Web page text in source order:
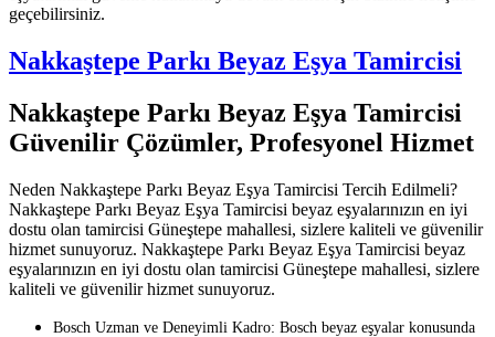
geçebilirsiniz.
Nakkaştepe Parkı Beyaz Eşya Tamircisi
Nakkaştepe Parkı Beyaz Eşya Tamircisi
Güvenilir Çözümler, Profesyonel Hizmet
Neden Nakkaştepe Parkı Beyaz Eşya Tamircisi Tercih Edilmeli?
Nakkaştepe Parkı Beyaz Eşya Tamircisi beyaz eşyalarınızın en iyi
dostu olan tamircisi Güneştepe mahallesi, sizlere kaliteli ve güvenilir
hizmet sunuyoruz. Nakkaştepe Parkı Beyaz Eşya Tamircisi beyaz
eşyalarınızın en iyi dostu olan tamircisi Güneştepe mahallesi, sizlere
kaliteli ve güvenilir hizmet sunuyoruz.
Bosch Uzman ve Deneyimli Kadro: Bosch beyaz eşyalar konusunda